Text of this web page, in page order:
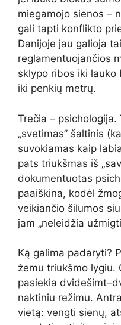
miegamojo sienos –
gali tapti konflikto
Danijoje jau galioja
reglamentuojančios
sklypo ribos iki lauko
iki penkių metrų.
Trečia –
„svetimas” šaltinis
suvokiamas kaip
pats triukšmas iš
dokumentuotas
paaiškina, kodėl
veikiančio šilumos
jam „neleidžia
Ką galima padaryti?
žemu triukšmo lygiu.
pasiekia
naktiniu režimu.
vietą: vengti sienų,